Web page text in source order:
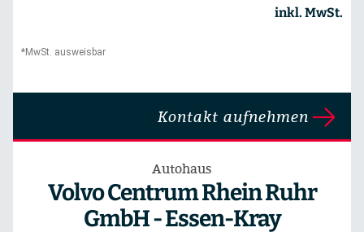
inkl. MwSt.
*MwSt. ausweisbar
Kontakt aufnehmen
Autohaus
Volvo Centrum Rhein Ruhr
GmbH - Essen-Kray